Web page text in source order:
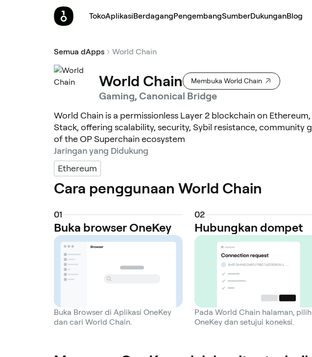
TokoAplikasiBerdagangPengembangSumberDukunganBlog
Semua dApps World Chain
World Chain Membuka World Chain
Gaming, Canonical Bridge
World Chain is a permissionless Layer 2 blockchain on
Stack, offering scalability, security, Sybil resistance, community
of the OP Superchain ecosystem
Jaringan yang Didukung
Ethereum
Cara penggunaan World Chain
01
Buka browser OneKey
Buka Browser di Aplikasi OneKey
dan cari World Chain.
02
Hubungkan dompet
Pada World Chain halaman, pilih
OneKey dan setujui koneksi.